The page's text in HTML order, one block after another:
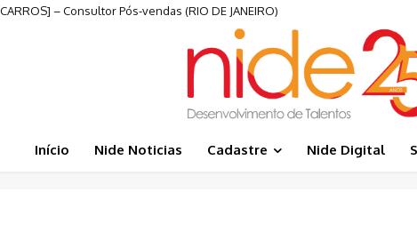
– Consultor Pós-vendas (RIO DE JANEIRO)
Início Nide Noticias Cadastre Nide Digital